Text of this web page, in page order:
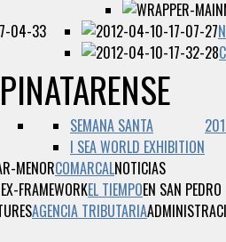
PINATARENSE
SEMANA SANTA
I SEA WORLD EXHIBITION
COMARCALNOTICIAS
EL TIEMPOEN SAN
AGENCIA TRIBUTARIA